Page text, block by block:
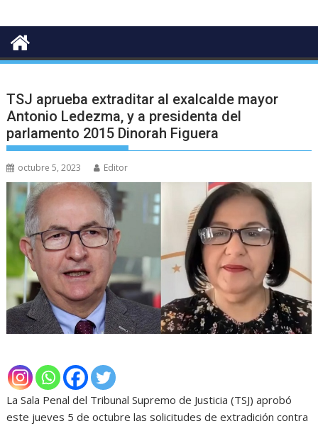
TSJ aprueba extraditar al exalcalde mayor
Antonio Ledezma, y a presidenta del
parlamento 2015 Dinorah Figuera
octubre 5, 2023 Editor
La Sala Penal del Tribunal Supremo de Justicia (TSJ) aprobó
este jueves 5 de octubre las solicitudes de extradición contra